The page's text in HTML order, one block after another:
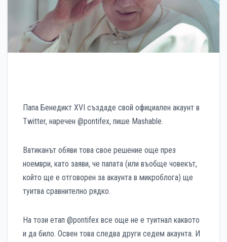
Папа Бенедикт XVI създаде свой официален акаунт в
Twitter, наречен @pontifex, пише Mashable.
Ватиканът обяви това свое решение още през
ноември, като заяви, че папата (или въобще човекът,
който ще е отговорен за акаунта в микроблога) ще
туитва сравнително рядко.
На този етап @pontifex все още не е туитнал каквото
и да било. Освен това следва други седем акаунта. И